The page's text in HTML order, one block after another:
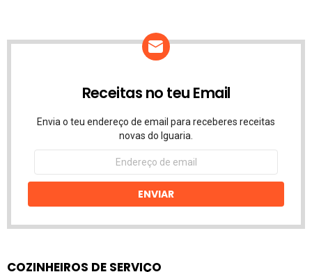
Receitas no teu Email
Envia o teu endereço de email para receberes receitas
novas do Iguaria.
Endereço
email
ENVIAR
COZINHEIROS DE SERVIÇO